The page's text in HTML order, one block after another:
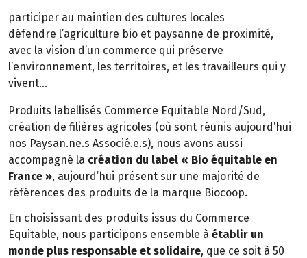
participer au maintien des cultures locales
défendre l’agriculture bio et paysanne de proximité,
avec la vision d’un commerce qui préserve
l’environnement, les territoires, et les travailleurs qui y
vivent…
Produits labellisés Commerce Equitable Nord/Sud,
création de filières agricoles (où sont réunis aujourd’hui
nos Paysan.ne.s Associé.e.s), nous avons aussi
accompagné la création du label « Bio équitable en
France », aujourd’hui présent sur une majorité de
références des produits de la marque Biocoop.
En choisissant des produits issus du Commerce
Equitable, nous participons ensemble à établir un
monde plus responsable et solidaire, que ce soit à 50